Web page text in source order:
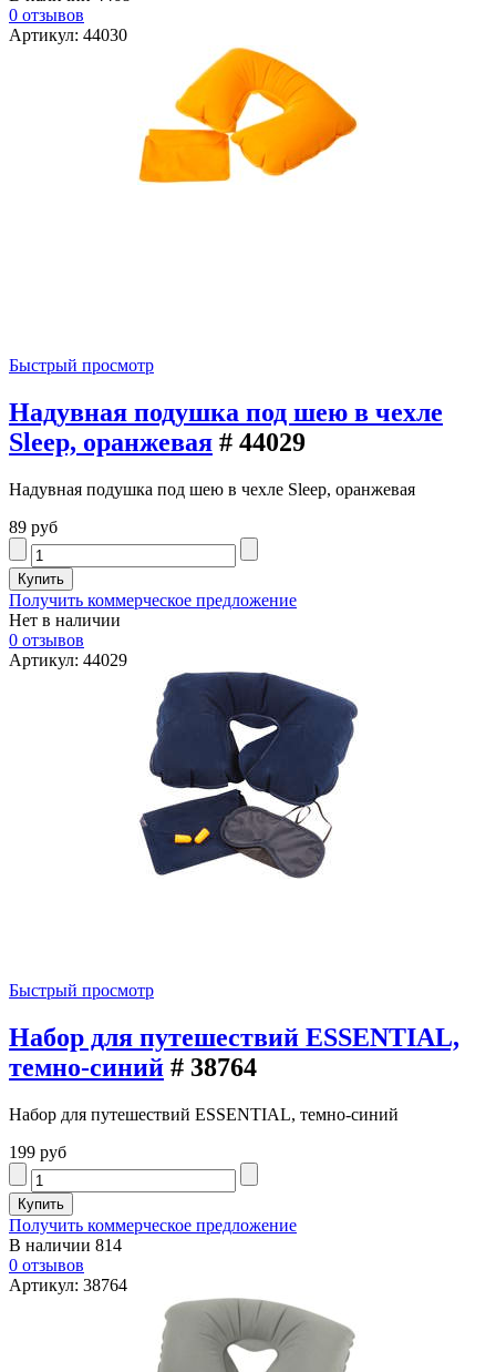
0 отзывов
Артикул: 44030
Быстрый просмотр
Надувная подушка под шею в чехле
Sleep, оранжевая # 44029
Надувная подушка под шею в чехле Sleep, оранжевая
89 руб
Получить коммерческое предложение
Нет в наличии
0 отзывов
Артикул: 44029
Быстрый просмотр
Набор для путешествий ESSENTIAL,
темно-синий # 38764
Набор для путешествий ESSENTIAL, темно-синий
199 руб
Получить коммерческое предложение
В наличии 814
0 отзывов
Артикул: 38764